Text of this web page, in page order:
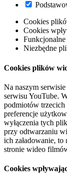
Cookies
Cookies
Niezbędne
Cookies plików
Na naszym
serwisu YouTube.
podmiotów trzecich
preferencje
wyłączenia tych
przy odtwarzaniu
ich załadowanie,
stronie wideo
Cookies